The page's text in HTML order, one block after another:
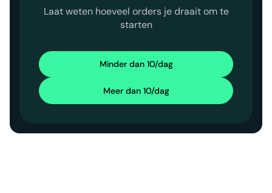
Laat weten hoeveel orders je draait om te
starten
Minder dan 10/dag
Meer dan 10/dag